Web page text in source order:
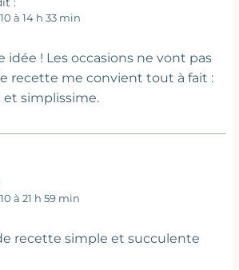
à 14 h 33 min
idée ! Les occasions ne vont pas
recette me convient tout à fait :
simplissime.
à 21 h 59 min
recette simple et succulente